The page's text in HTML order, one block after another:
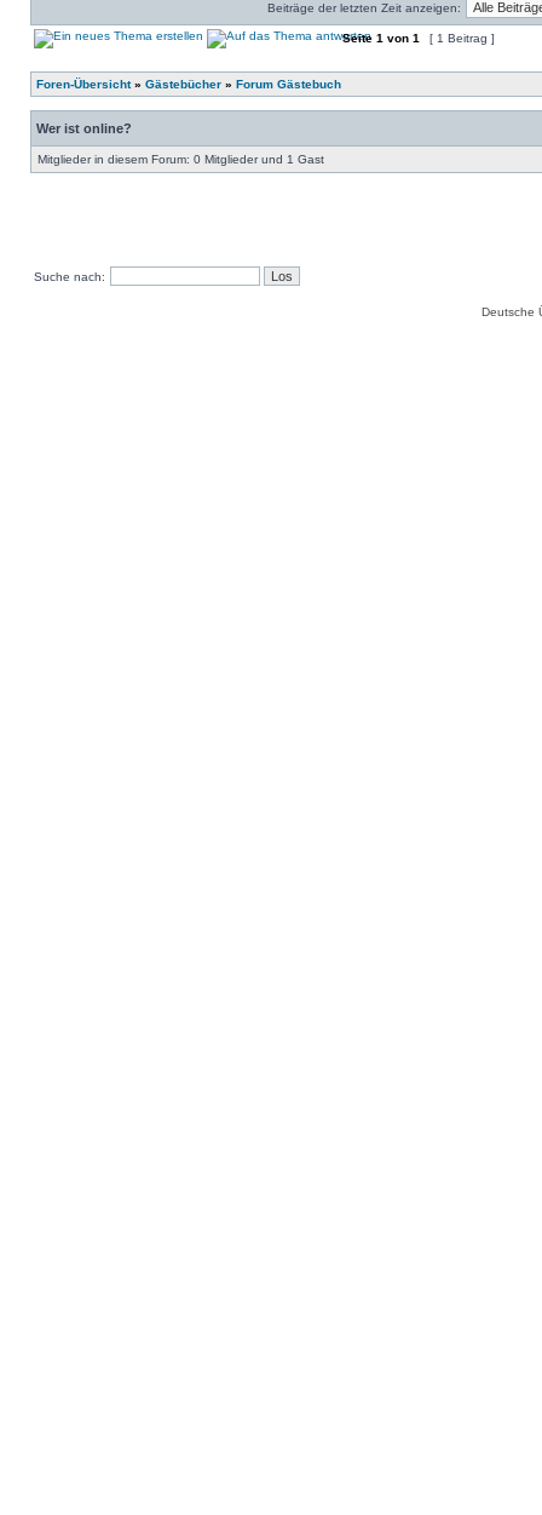
Beiträge der letzten Zeit anzeigen:
Seite 1 von 1 [ 1 Beitrag ]
Foren-Übersicht» Gästebücher » Forum Gästebuch
Wer ist online?
Mitglieder in diesem Forum: 0 Mitglieder und 1 Gast
Suche nach:
Deutsche